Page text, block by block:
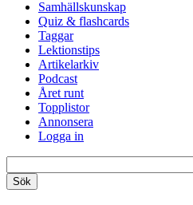
Samhällskunskap
Quiz & flashcards
Taggar
Lektionstips
Artikelarkiv
Podcast
Året runt
Topplistor
Annonsera
Logga in